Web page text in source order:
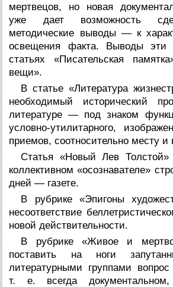
мертвецов, но новая
уже дает возможность
методические выводы — к
освещения факта. Выводы
статьях «Писательская
вещи».
В статье «Литература
необходимый исторический
литературе — под знаком
условно-утилитарного,
приемов, соотносительно месту и
Статья «Новый Лев Толстой»
коллективном «осознавателе»
дней — газете.
В рубрике «Эпигоны
несоответствие
новой действительности.
В рубрике «Живое и
поставить на ноги
литературными группами
т. е. всегда